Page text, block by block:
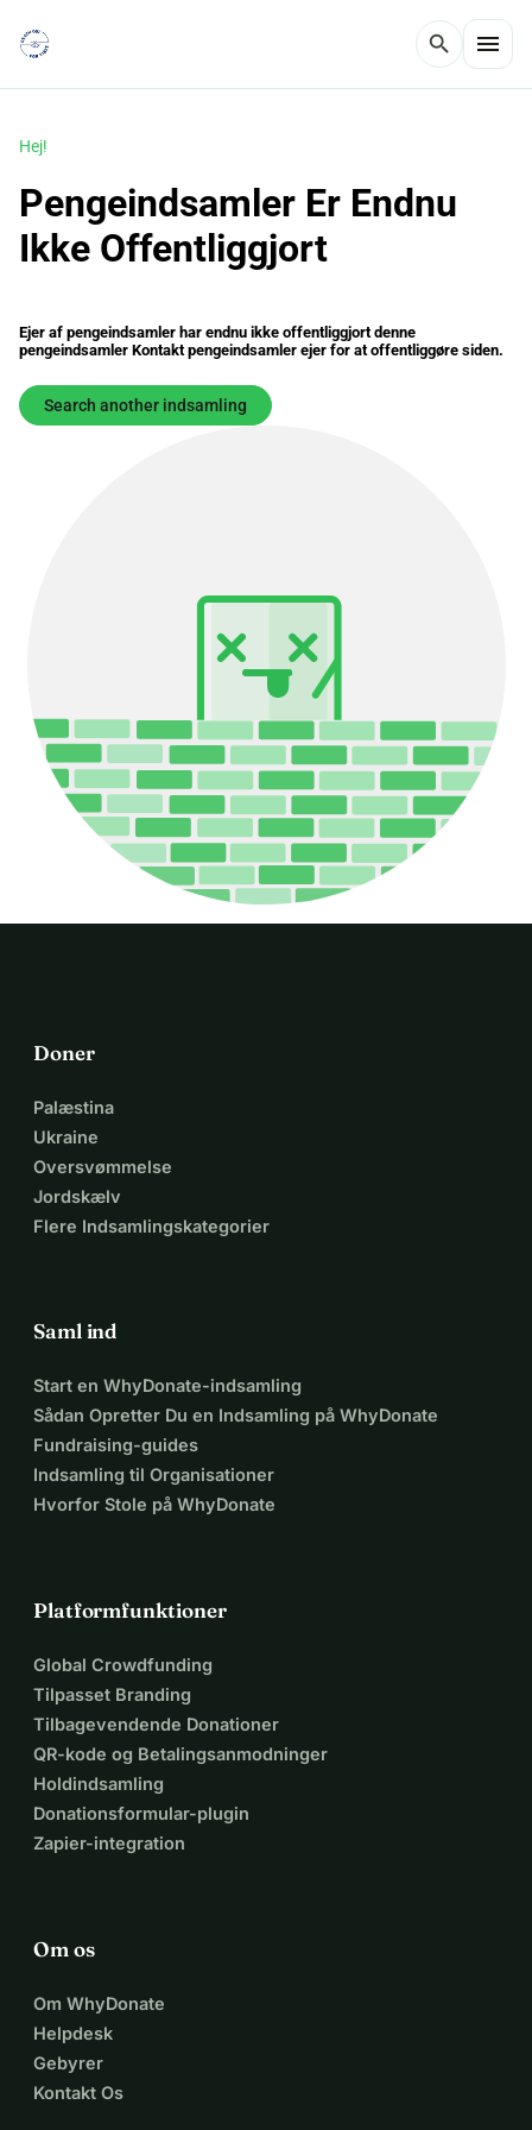
search menu
Hej!
Pengeindsamler Er Endnu
Ikke Offentliggjort
Ejer af pengeindsamler har endnu ikke offentliggjort denne
pengeindsamler Kontakt pengeindsamler ejer for at offentliggøre siden.
Search another indsamling
Doner
Palæstina
Ukraine
Oversvømmelse
Jordskælv
Flere Indsamlingskategorier
Saml ind
Start en WhyDonate-indsamling
Sådan Opretter Du en Indsamling på WhyDonate
Fundraising-guides
Indsamling til Organisationer
Hvorfor Stole på WhyDonate
Platformfunktioner
Global Crowdfunding
Tilpasset Branding
Tilbagevendende Donationer
QR-kode og Betalingsanmodninger
Holdindsamling
Donationsformular-plugin
Zapier-integration
Om os
Om WhyDonate
Helpdesk
Gebyrer
Kontakt Os